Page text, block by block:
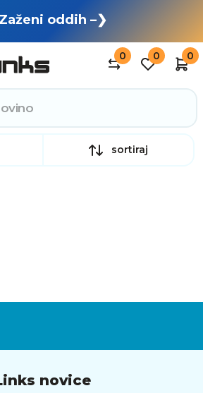
oddih –❯
0 0 0
sortiraj
novice